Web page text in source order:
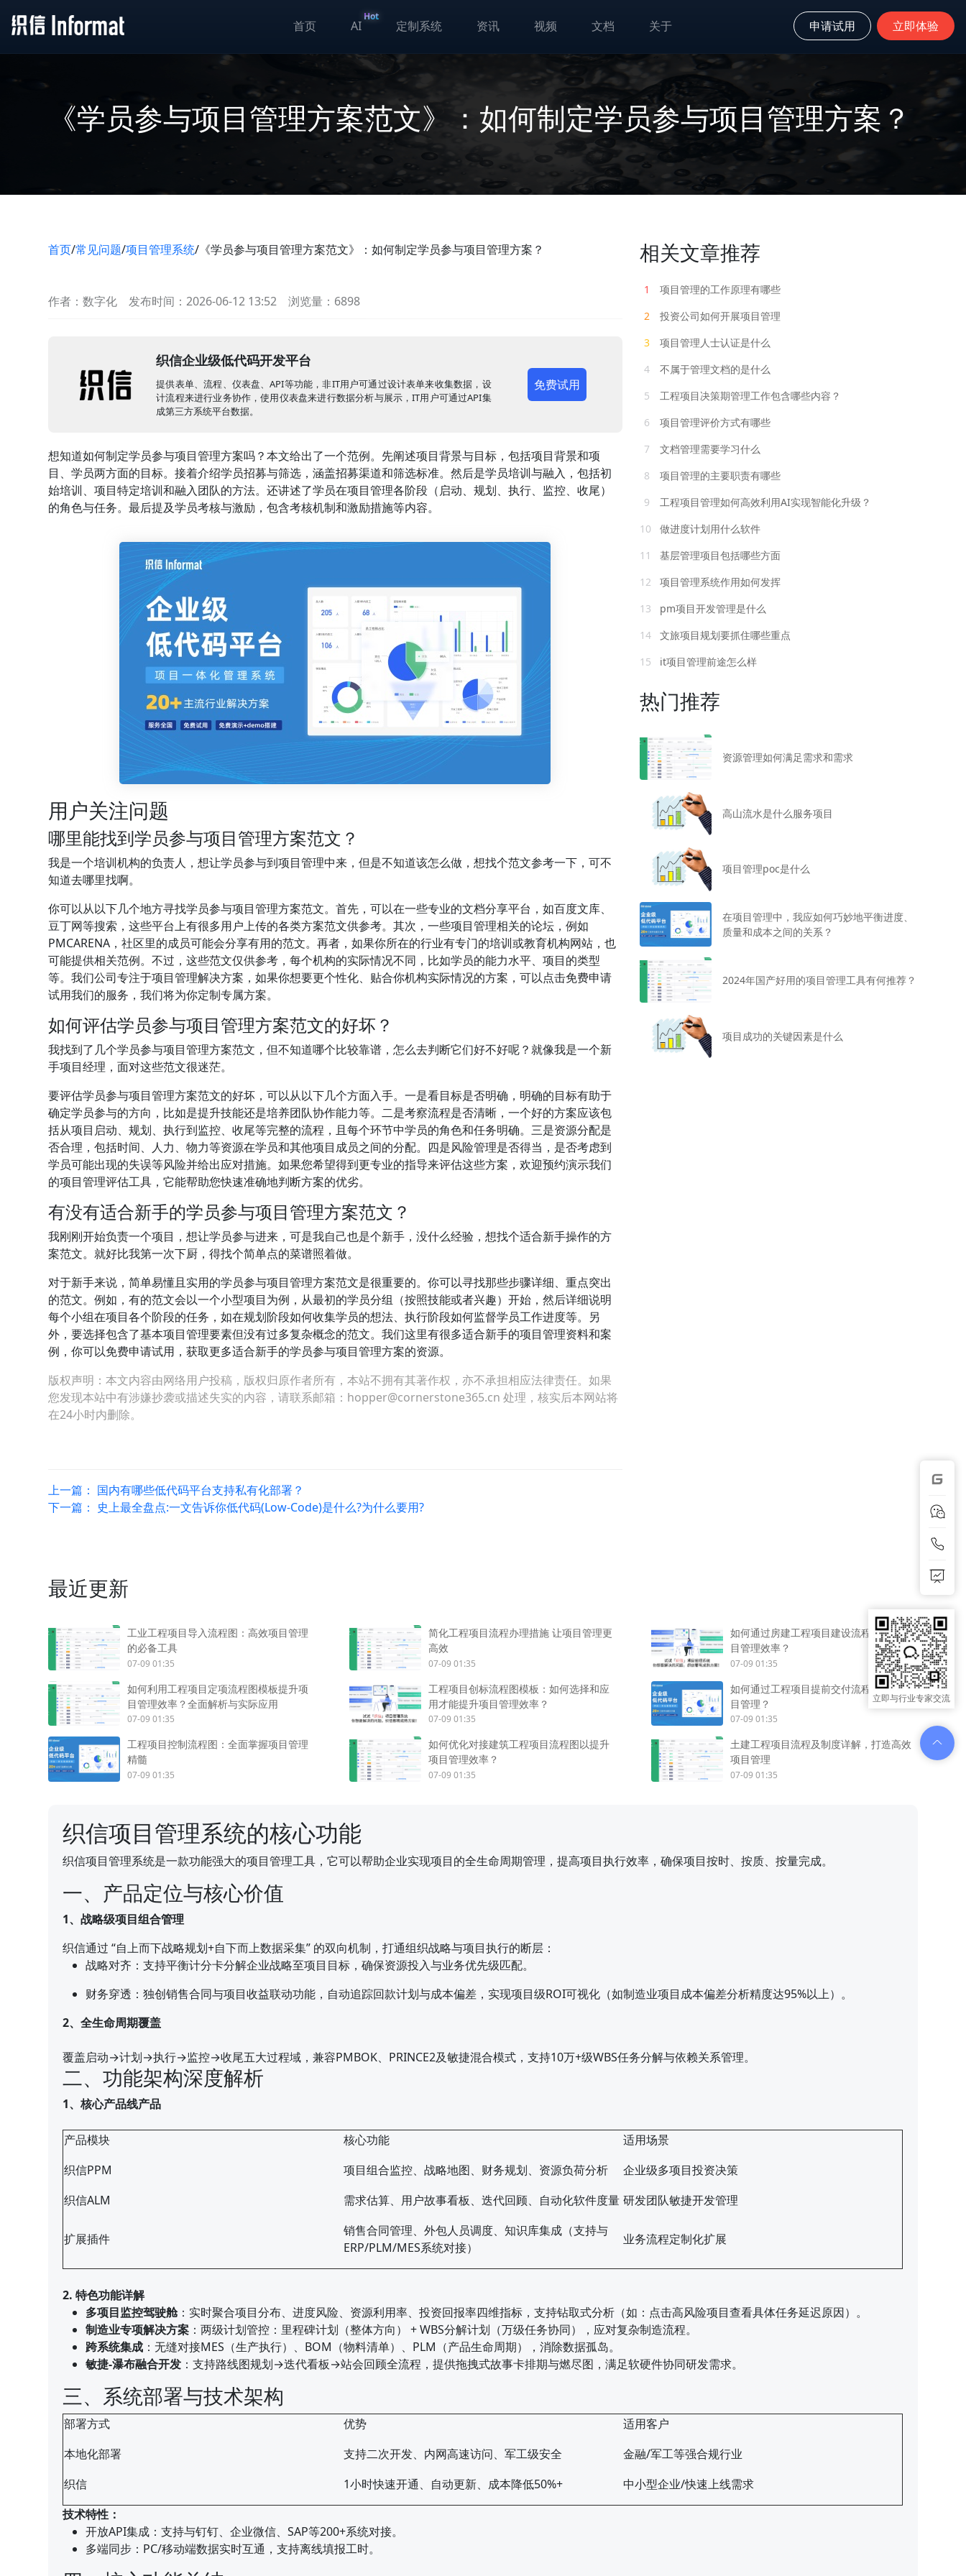
首页 AI
Hot
定制系统 资讯 视频 文档 关于 申请试用 立即体验
《学员参与项目管理方案范文》：如何制定学员参与项目管理方案？
首页/常见问题/项目管理系统/ 《学员参与项目管理方案范文》：如何制定学员参与项目管理方案？
作者：数字化 发布时间：2026-06-12 13:52 浏览量：6898
织信企业级低代码开发平台
提供表单、流程、仪表盘、API等功能，非IT用户可通过设计表单来收集数据，设
计流程来进行业务协作，使用仪表盘来进行数据分析与展示，IT用户可通过API集
成第三方系统平台数据。
免费试用
想知道如何制定学员参与项目管理方案吗？本文给出了一个范例。先阐述项目背景与目标，包括项目背景和项
目、学员两方面的目标。接着介绍学员招募与筛选，涵盖招募渠道和筛选标准。然后是学员培训与融入，包括初
始培训、项目特定培训和融入团队的方法。还讲述了学员在项目管理各阶段（启动、规划、执行、监控、收尾）
的角色与任务。最后提及学员考核与激励，包含考核机制和激励措施等内容。
用户关注问题
哪里能找到学员参与项目管理方案范文？
我是一个培训机构的负责人，想让学员参与到项目管理中来，但是不知道该怎么做，想找个范文参考一下，可不
知道去哪里找啊。
你可以从以下几个地方寻找学员参与项目管理方案范文。首先，可以在一些专业的文档分享平台，如百度文库、
豆丁网等搜索，这些平台上有很多用户上传的各类方案范文供参考。其次，一些项目管理相关的论坛，例如
PMCARENA，社区里的成员可能会分享有用的范文。再者，如果你所在的行业有专门的培训或教育机构网站，也
可能提供相关范例。不过，这些范文仅供参考，每个机构的实际情况不同，比如学员的能力水平、项目的类型
等。我们公司专注于项目管理解决方案，如果你想要更个性化、贴合你机构实际情况的方案，可以点击免费申请
试用我们的服务，我们将为你定制专属方案。
如何评估学员参与项目管理方案范文的好坏？
我找到了几个学员参与项目管理方案范文，但不知道哪个比较靠谱，怎么去判断它们好不好呢？就像我是一个新
手项目经理，面对这些范文很迷茫。
要评估学员参与项目管理方案范文的好坏，可以从以下几个方面入手。一是看目标是否明确，明确的目标有助于
确定学员参与的方向，比如是提升技能还是培养团队协作能力等。二是考察流程是否清晰，一个好的方案应该包
括从项目启动、规划、执行到监控、收尾等完整的流程，且每个环节中学员的角色和任务明确。三是资源分配是
否合理，包括时间、人力、物力等资源在学员和其他项目成员之间的分配。四是风险管理是否得当，是否考虑到
学员可能出现的失误等风险并给出应对措施。如果您希望得到更专业的指导来评估这些方案，欢迎预约演示我们
的项目管理评估工具，它能帮助您快速准确地判断方案的优劣。
有没有适合新手的学员参与项目管理方案范文？
我刚刚开始负责一个项目，想让学员参与进来，可是我自己也是个新手，没什么经验，想找个适合新手操作的方
案范文。就好比我第一次下厨，得找个简单点的菜谱照着做。
对于新手来说，简单易懂且实用的学员参与项目管理方案范文是很重要的。你可以寻找那些步骤详细、重点突出
的范文。例如，有的范文会以一个小型项目为例，从最初的学员分组（按照技能或者兴趣）开始，然后详细说明
每个小组在项目各个阶段的任务，如在规划阶段如何收集学员的想法、执行阶段如何监督学员工作进度等。另
外，要选择包含了基本项目管理要素但没有过多复杂概念的范文。我们这里有很多适合新手的项目管理资料和案
例，你可以免费申请试用，获取更多适合新手的学员参与项目管理方案的资源。
版权声明：本文内容由网络用户投稿，版权归原作者所有，本站不拥有其著作权，亦不承担相应法律责任。如果
您发现本站中有涉嫌抄袭或描述失实的内容，请联系邮箱：hopper@cornerstone365.cn 处理，核实后本网站将
在24小时内删除。
上一篇： 国内有哪些低代码平台支持私有化部署？
下一篇： 史上最全盘点:一文告诉你低代码(Low-Code)是什么?为什么要用?
相关文章推荐
1
项目管理的工作原理有哪些
2
投资公司如何开展项目管理
3
项目管理人士认证是什么
4
不属于管理文档的是什么
5
工程项目决策期管理工作包含哪些内容？
6
项目管理评价方式有哪些
7
文档管理需要学习什么
8
项目管理的主要职责有哪些
9
工程项目管理如何高效利用AI实现智能化升级？
10
做进度计划用什么软件
11
基层管理项目包括哪些方面
12
项目管理系统作用如何发挥
13
pm项目开发管理是什么
14
文旅项目规划要抓住哪些重点
15
it项目管理前途怎么样
热门推荐
资源管理如何满足需求和需求
高山流水是什么服务项目
项目管理poc是什么
在项目管理中，我应如何巧妙地平衡进度、
质量和成本之间的关系？
2024年国产好用的项目管理工具有何推荐？
项目成功的关键因素是什么
最近更新
工业工程项目导入流程图：高效项目管理
的必备工具
07-09 01:35
简化工程项目流程办理措施 让项目管理更
高效
07-09 01:35
如何通过房建工程项目建设流程图提升项
目管理效率？
07-09 01:35
如何利用工程项目定项流程图模板提升项
目管理效率？全面解析与实际应用
07-09 01:35
工程项目创标流程图模板：如何选择和应
用才能提升项目管理效率？
07-09 01:35
如何通过工程项目提前交付流程图优化项
目管理？
07-09 01:35
工程项目控制流程图：全面掌握项目管理
精髓
07-09 01:35
如何优化对接建筑工程项目流程图以提升
项目管理效率？
07-09 01:35
土建工程项目流程及制度详解，打造高效
项目管理
07-09 01:35
织信项目管理系统的核心功能
织信项目管理系统是一款功能强大的项目管理工具，它可以帮助企业实现项目的全生命周期管理，提高项目执行效率，确保项目按时、按质、按量完成。
一、产品定位与核心价值
1、战略级项目组合管理
织信通过 “自上而下战略规划+自下而上数据采集” 的双向机制，打通组织战略与项目执行的断层：
战略对齐：支持平衡计分卡分解企业战略至项目目标，确保资源投入与业务优先级匹配。
财务穿透：独创销售合同与项目收益联动功能，自动追踪回款计划与成本偏差，实现项目级ROI可视化（如制造业项目成本偏差分析精度达95%以上）。
2、全生命周期覆盖
覆盖启动→计划→执行→监控→收尾五大过程域，兼容PMBOK、PRINCE2及敏捷混合模式，支持10万+级WBS任务分解与依赖关系管理。
二、功能架构深度解析
1、核心产品线产品
产品模块 核心功能
适用场景
织信PPM
项目组合监控、战略地图、财务规划、资源负荷分析
企业级多项目投资决策
织信ALM
需求估算、用户故事看板、迭代回顾、自动化软件度量 研发团队敏捷开发管理
扩展插件
销售合同管理、外包人员调度、知识库集成（支持与
ERP/PLM/MES系统对接）
业务流程定制化扩展
2. 特色功能详解
多项目监控驾驶舱：实时聚合项目分布、进度风险、资源利用率、投资回报率四维指标，支持钻取式分析（如：点击高风险项目查看具体任务延迟原因）。
制造业专项解决方案 ：两级计划管控：里程碑计划（整体方向） + WBS分解计划（万级任务协同），应对复杂制造流程。
跨系统集成 ：无缝对接MES（生产执行）、BOM（物料清单）、PLM（产品生命周期），消除数据孤岛。
敏捷-瀑布融合开发 ：支持路线图规划→迭代看板→站会回顾全流程，提供拖拽式故事卡排期与燃尽图，满足软硬件协同研发需求。
三、系统部署与技术架构
部署方式 优势
适用客户
本地化部署
支持二次开发、内网高速访问、军工级安全
金融/军工等强合规行业
织信
1小时快速开通、自动更新、成本降低50%+
中小型企业/快速上线需求
技术特性：
开放API集成：支持与钉钉、企业微信、SAP等200+系统对接。
多端同步：PC/移动端数据实时互通，支持离线填报工时。
立即与行业专家交流